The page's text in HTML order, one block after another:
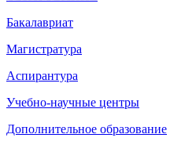
Бакалавриат
Магистратура
Аспирантура
Учебно-научные центры
Дополнительное образование